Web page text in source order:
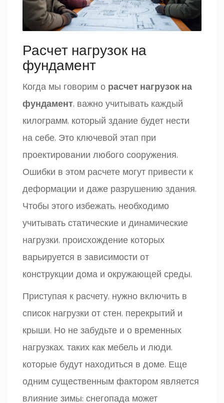
Расчет нагрузок на
фундамент
Когда мы говорим о расчет нагрузок на
фундамент, важно учитывать каждый
килограмм, который здание будет нести
на себе. Это ключевой этап при
проектировании любого сооружения.
Ошибки в этом расчете могут привести к
деформации и даже разрушению здания.
Чтобы этого избежать, необходимо
учитывать статические и динамические
нагрузки, происхождение которых
варьируется в зависимости от
конструкции дома и окружающей среды.
Приступая к расчету, нужно включить в
список нагрузки от стен, перекрытий и
крыши. Но не забудьте и о временных
нагрузках, таких как мебель и люди,
которые будут находиться в доме. Еще
одним существенным фактором является
влияние зимы: снегопада может